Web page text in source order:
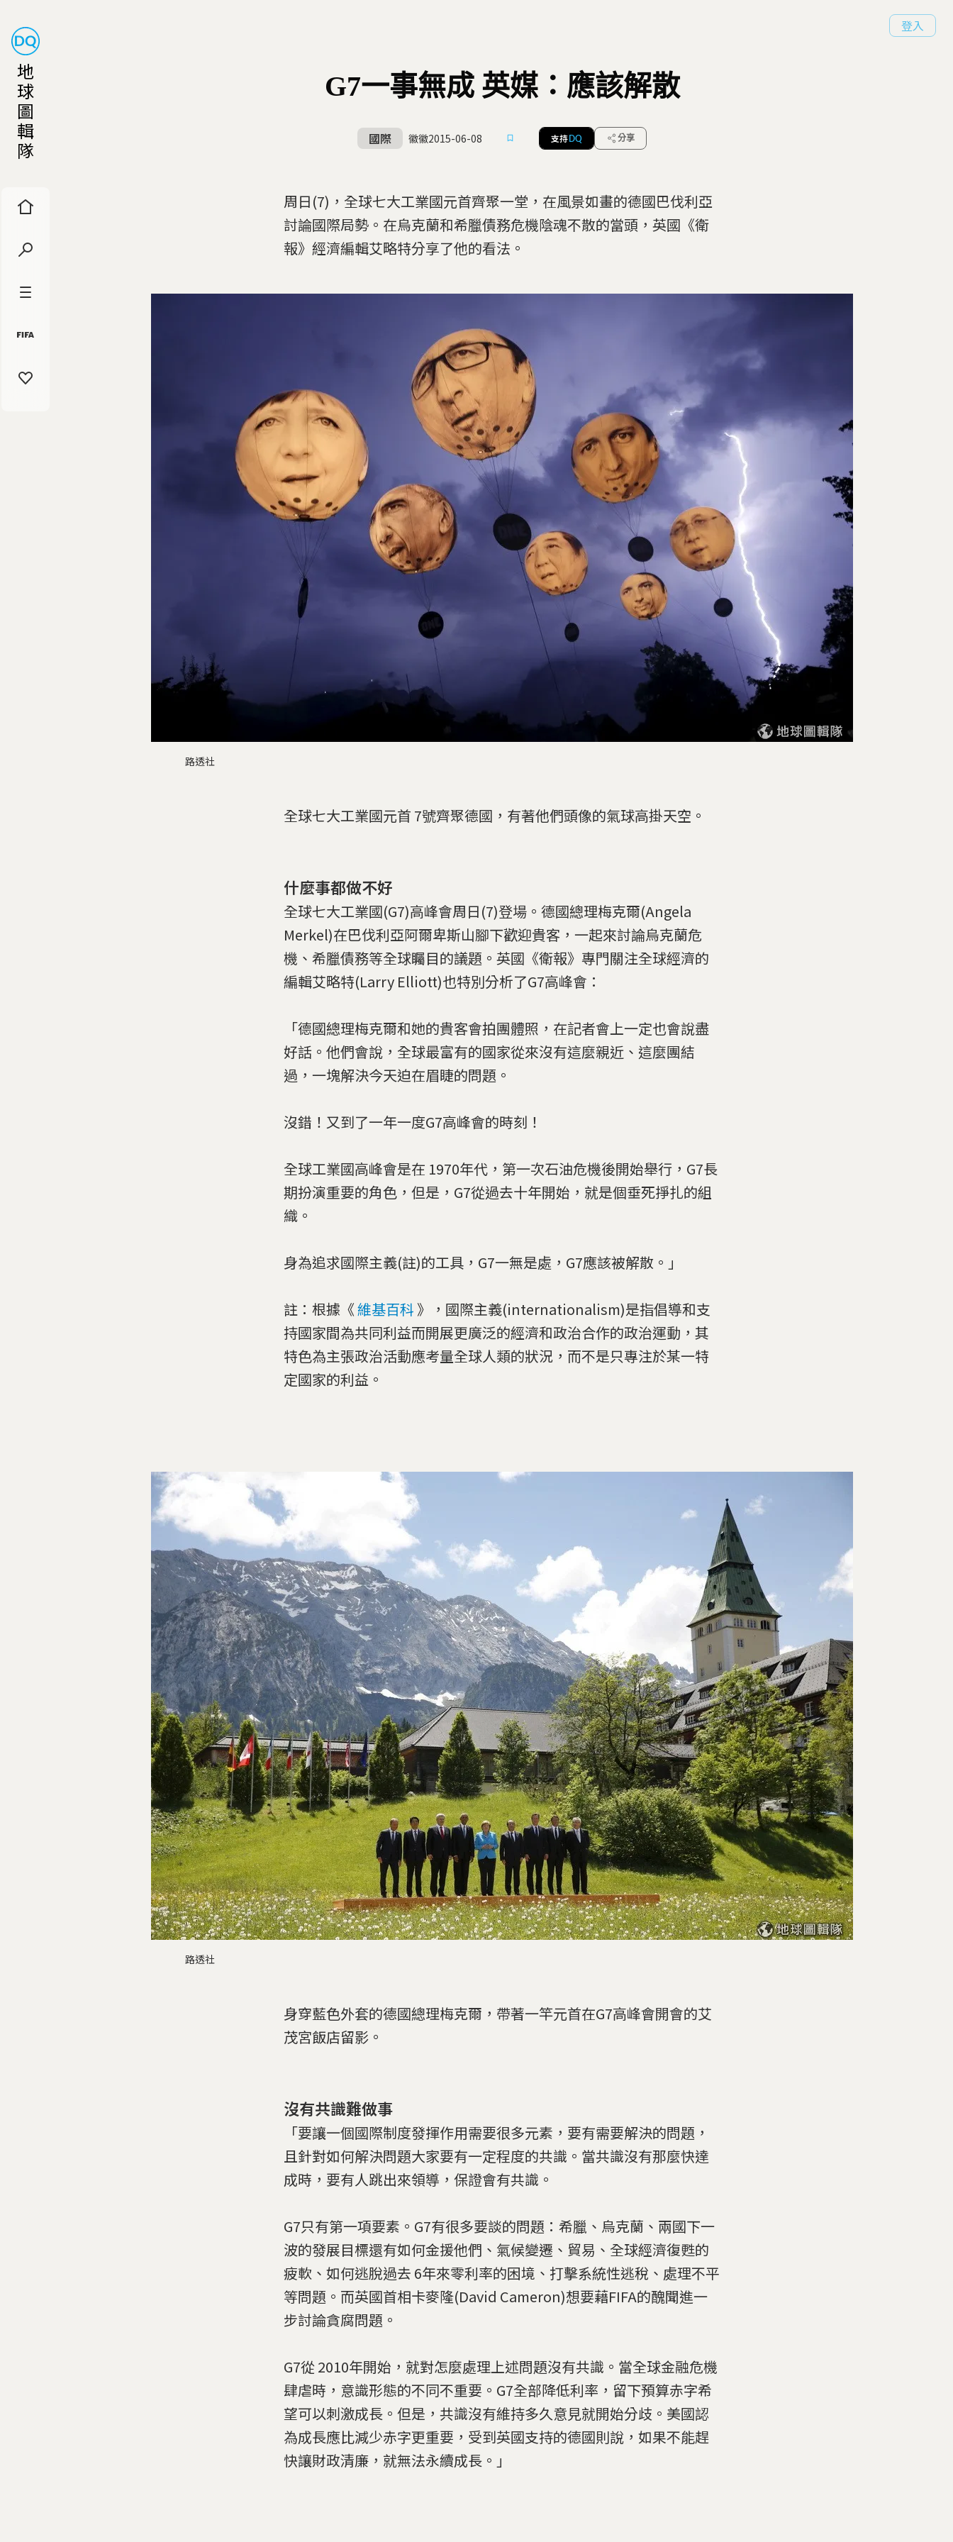
地
球
圖
輯
隊
登入
G7一事無成 英媒：應該解散
國際 徽徽2015-06-08 支持 DQ 分享
周日(7)，全球七大工業國元首齊聚一堂，在風景如畫的德國巴伐利亞
討論國際局勢。在烏克蘭和希臘債務危機陰魂不散的當頭，英國《衛
報》經濟編輯艾略特分享了他的看法。
路透社
全球七大工業國元首 7號齊聚德國，有著他們頭像的氣球高掛天空。
什麼事都做不好
全球七大工業國(G7)高峰會周日(7)登場。德國總理梅克爾(Angela
Merkel)在巴伐利亞阿爾卑斯山腳下歡迎貴客，一起來討論烏克蘭危
機、希臘債務等全球矚目的議題。英國《衛報》專門關注全球經濟的
編輯艾略特(Larry Elliott)也特別分析了G7高峰會：
「德國總理梅克爾和她的貴客會拍團體照，在記者會上一定也會說盡
好話。他們會說，全球最富有的國家從來沒有這麼親近、這麼團結
過，一塊解決今天迫在眉睫的問題。
沒錯！又到了一年一度G7高峰會的時刻！
全球工業國高峰會是在 1970年代，第一次石油危機後開始舉行，G7長
期扮演重要的角色，但是，G7從過去十年開始，就是個垂死掙扎的組
織。
身為追求國際主義(註)的工具，G7一無是處，G7應該被解散。」
註：根據《維基百科 》，國際主義(internationalism)是指倡導和支
持國家間為共同利益而開展更廣泛的經濟和政治合作的政治運動，其
特色為主張政治活動應考量全球人類的狀況，而不是只專注於某一特
定國家的利益。
路透社
身穿藍色外套的德國總理梅克爾，帶著一竿元首在G7高峰會開會的艾
茂宮飯店留影。
沒有共識難做事
「要讓一個國際制度發揮作用需要很多元素，要有需要解決的問題，
且針對如何解決問題大家要有一定程度的共識。當共識沒有那麼快達
成時，要有人跳出來領導，保證會有共識。
G7只有第一項要素。G7有很多要談的問題：希臘、烏克蘭、兩國下一
波的發展目標還有如何金援他們、氣候變遷、貿易、全球經濟復甦的
疲軟、如何逃脫過去 6年來零利率的困境、打擊系統性逃稅、處理不平
等問題。而英國首相卡麥隆(David Cameron)想要藉FIFA的醜聞進一
步討論貪腐問題。
G7從 2010年開始，就對怎麼處理上述問題沒有共識。當全球金融危機
肆虐時，意識形態的不同不重要。G7全部降低利率，留下預算赤字希
望可以刺激成長。但是，共識沒有維持多久意見就開始分歧。美國認
為成長應比減少赤字更重要，受到英國支持的德國則說，如果不能趕
快讓財政清廉，就無法永續成長。」